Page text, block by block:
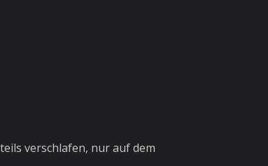
verschlafen, nur auf dem